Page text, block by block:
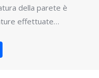
della parete è
effettuate…